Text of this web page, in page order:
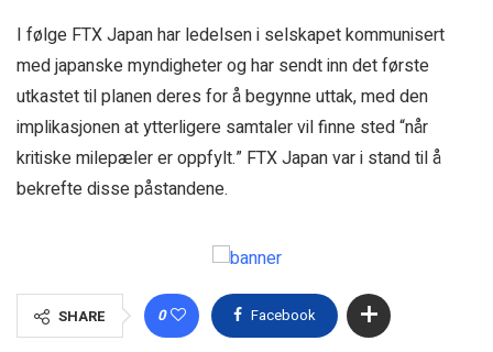
I følge FTX Japan har ledelsen i selskapet kommunisert
med japanske myndigheter og har sendt inn det første
utkastet til planen deres for å begynne uttak, med den
implikasjonen at ytterligere samtaler vil finne sted “når
kritiske milepæler er oppfylt.” FTX Japan var i stand til å
bekrefte disse påstandene.
SHARE 0 Facebook